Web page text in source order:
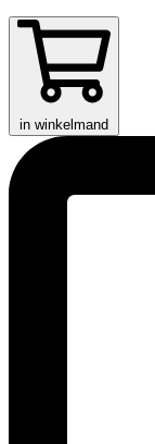
in winkelmand